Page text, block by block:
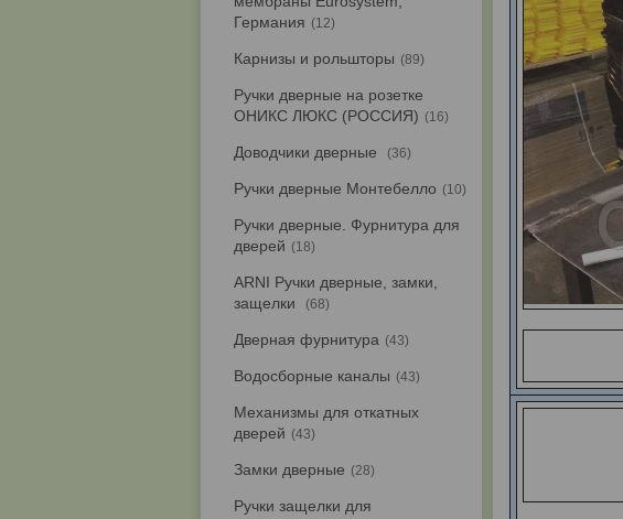
Германия
12
Карнизы и рольшторы 89
Ручки дверные на розетке
ОНИКС ЛЮКС (РОССИЯ)
16
Доводчики дверные 36
Ручки дверные Монтебелло 10
Ручки дверные. Фурнитура для
дверей
18
ARNI Ручки дверные, замки,
защелки
68
Дверная фурнитура 43
Водосборные каналы 43
Механизмы для откатных
дверей
43
Замки дверные 28
Ручки защелки для